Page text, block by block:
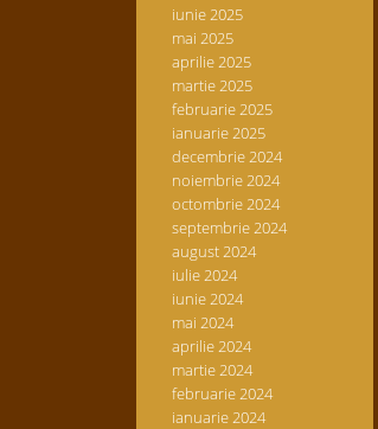
iunie 2025
mai 2025
aprilie 2025
martie 2025
februarie 2025
ianuarie 2025
decembrie 2024
noiembrie 2024
octombrie 2024
septembrie 2024
august 2024
iulie 2024
iunie 2024
mai 2024
aprilie 2024
martie 2024
februarie 2024
ianuarie 2024